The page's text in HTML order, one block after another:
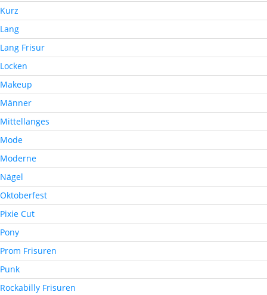
Kurz
Lang
Lang Frisur
Locken
Makeup
Männer
Mittellanges
Mode
Moderne
Nägel
Oktoberfest
Pixie Cut
Pony
Prom Frisuren
Punk
Rockabilly Frisuren